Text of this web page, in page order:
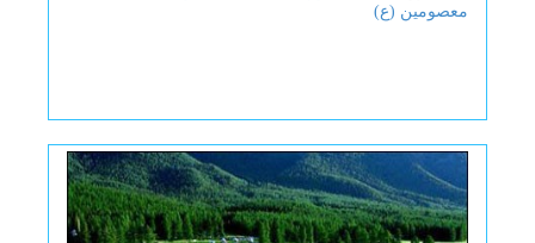
معصومین (ع)